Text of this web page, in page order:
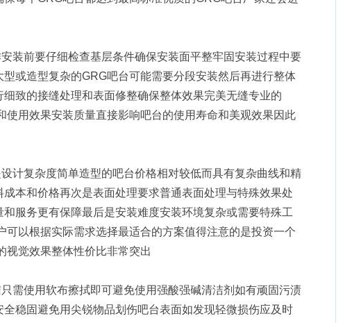
装前要仔细检查基层条件确保安装面平整牢固安装过程中要
或造型复杂的GRG吧台可能需要分段安装然后再进行整体
致的接缝处理和表面修整确保整体效果完美无缝专业的
用效果安装质量直接影响吧台的使用寿命和美观效果因此
计复杂度简单造型的吧台价格相对较低而具有复杂曲线和精
本和价格再次是表面处理要求普通表面处理与特殊效果处
服务更有保障最后是安装难度安装环境复杂或需要特殊工
以根据实际需求选择最适合的方案值得注意的是投资一个
视觉效果整体性价比非常突出
需使用软布擦拭即可避免使用强酸强碱清洁剂如有顽固污渍
稳固避免用尖锐物品划伤吧台表面如发现轻微损伤应及时